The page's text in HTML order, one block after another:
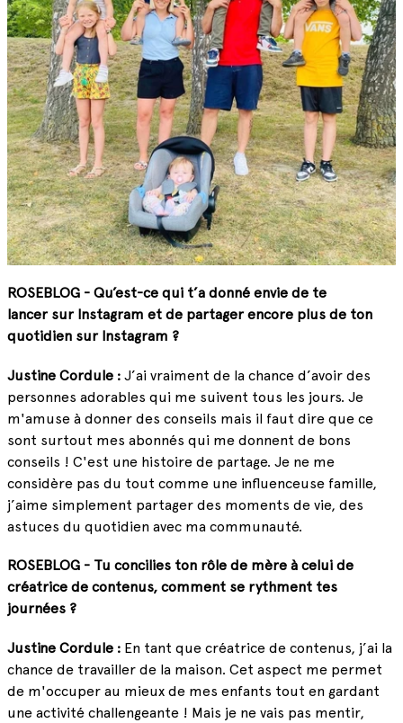
ROSEBLOG - Qu’est-ce qui t’a donné envie de te
lancer sur Instagram et de partager encore plus de ton
quotidien sur Instagram ?
Justine Cordule : J’ai vraiment de la chance d’avoir des
personnes adorables qui me suivent tous les jours. Je
m'amuse à donner des conseils mais il faut dire que ce
sont surtout mes abonnés qui me donnent de bons
conseils ! C'est une histoire de partage. Je ne me
considère pas du tout comme une influenceuse famille,
j’aime simplement partager des moments de vie, des
astuces du quotidien avec ma communauté.
ROSEBLOG - Tu concilies ton rôle de mère à celui de
créatrice de contenus, comment se rythment tes
journées ?
Justine Cordule : En tant que créatrice de contenus, j’ai la
chance de travailler de la maison. Cet aspect me permet
de m'occuper au mieux de mes enfants tout en gardant
une activité challengeante ! Mais je ne vais pas mentir,